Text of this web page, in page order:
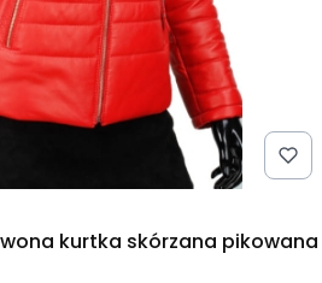
kurtka skórzana pikowana